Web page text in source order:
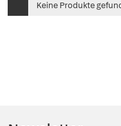
Keine Produkte